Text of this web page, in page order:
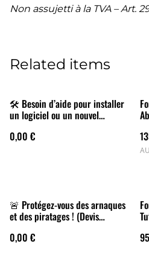
Non assujetti à la TVA – Art.
Related items
🛠 Besoin d’aide pour installer
un logiciel ou un nouvel
0,00 €
🚨 Protégez-vous des arnaques
et des piratages ! (Devis
0,00 €